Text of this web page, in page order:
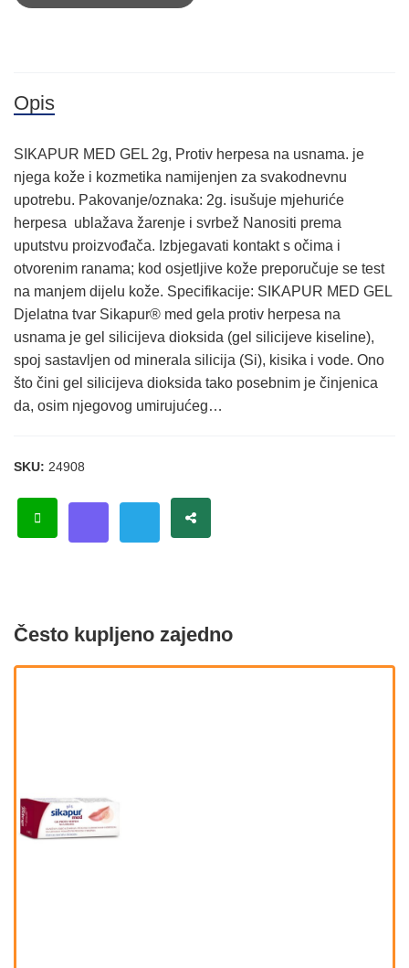
Opis
SIKAPUR MED GEL 2g, Protiv herpesa na usnama. je
njega kože i kozmetika namijenjen za svakodnevnu
upotrebu. Pakovanje/oznaka: 2g. isušuje mjehuriće
herpesa ublažava žarenje i svrbež Nanositi prema
uputstvu proizvođača. Izbjegavati kontakt s očima i
otvorenim ranama; kod osjetljive kože preporučuje se test
na manjem dijelu kože. Specifikacije: SIKAPUR MED GEL
Djelatna tvar Sikapur® med gela protiv herpesa na
usnama je gel silicijeva dioksida (gel silicijeve kiseline),
spoj sastavljen od minerala silicija (Si), kisika i vode. Ono
što čini gel silicijeva dioksida tako posebnim je činjenica
da, osim njegovog umirujućeg…
SKU: 24908
Često kupljeno zajedno